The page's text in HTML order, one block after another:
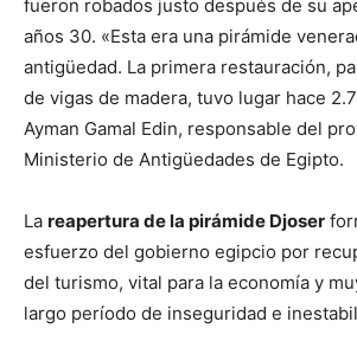
fueron robados justo después de su
años 30. «Esta era una pirámide
antigüedad. La primera restauración,
de vigas de madera, tuvo lugar hace
Ayman Gamal Edin, responsable del
Ministerio de Antigüedades de Egipto.
La reapertura de la pirámide Djoser
esfuerzo del gobierno egipcio por
del turismo, vital para la economía y
largo período de inseguridad e